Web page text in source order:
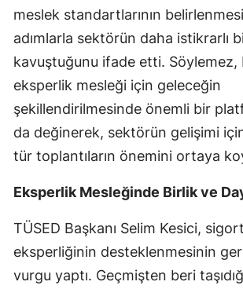
meslek standartlarının
adımlarla sektörün daha istikrarlı
kavuştuğunu ifade etti. Söylemez,
eksperlik mesleği için geleceğin
şekillendirilmesinde önemli bir
da değinerek, sektörün gelişimi
tür toplantıların önemini ortaya
Eksperlik Mesleğinde Birlik ve
TÜSED Başkanı Selim Kesici,
eksperliğinin desteklenmesinin
vurgu yaptı. Geçmişten beri